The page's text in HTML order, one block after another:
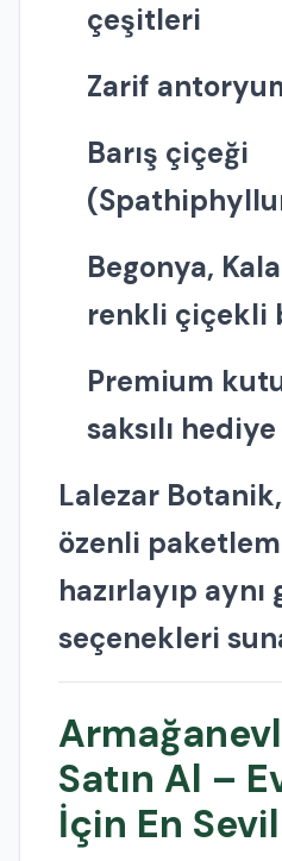
çeşitleri
Zarif
Barış çiçeği
Begonya,
renkli çiçekli
Premium
saksılı
Lalezar
özenli
hazırlayıp
seçenekleri
Satın Al –
İçin En